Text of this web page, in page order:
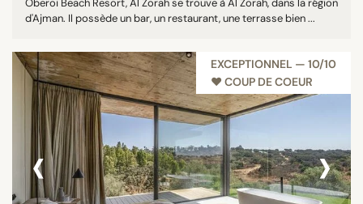
Oberoi Beach Resort, Al Zorah se trouve à Al Zorah, dans la région
d'Ajman. Il possède un bar, un restaurant, une terrasse bien ...
EXCEPTIONNEL — 10/10
♥︎ COUP DE COEUR
‹ ›